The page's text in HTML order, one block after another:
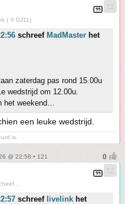
( © DJ11)
schreef MadMaster het
zaterdag pas rond 15.00u
wedstrijd om 12.00u.
het weekend…
een leuke wedstrijd.
is.
@ 22:58 • 121
schreef livelink het